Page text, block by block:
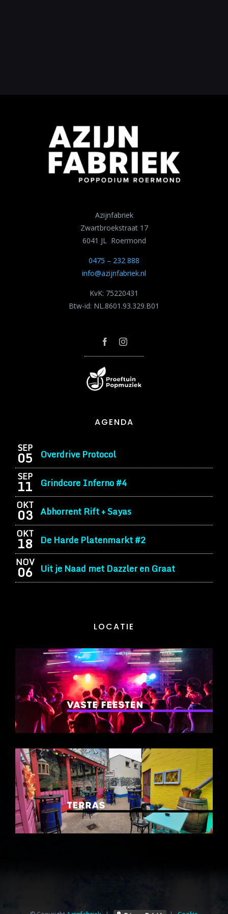
AGENDA
SEP
05 Overdrive Protocol
SEP
11 Grindcore Inferno #4
OKT
03 Abhorrent Rift + Sayas
OKT
18 De Harde Platenmarkt #2
NOV
06 Uit je Naad met Dazzler en Graat
Azijnfabriek
Zwartbroekstraat 17
6041 JL Roermond
0475 – 232 888
info@azijnfabriek.nl
KvK: 75220431
Btw-id: NL.8601.93.329.B01
LOCATIE